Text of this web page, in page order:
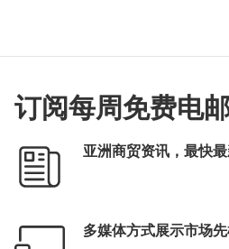
订阅每周免费电
亚洲商贸资讯，最快
多媒体方式展示市场